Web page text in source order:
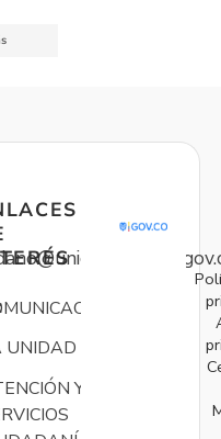
UNIDAD
Y